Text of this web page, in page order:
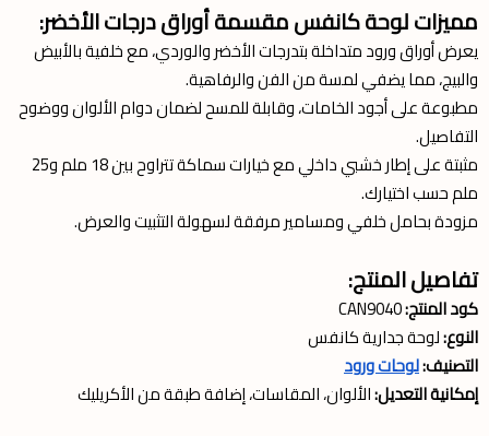
مميزات لوحة كانفس مقسمة أوراق درجات الأخضر:
يعرض أوراق ورود متداخلة بتدرجات الأخضر والوردي، مع خلفية بالأبيض
والبيج، مما يضفي لمسة من الفن والرفاهية.
مطبوعة على أجود الخامات، وقابلة للمسح لضمان دوام الألوان ووضوح
التفاصيل.
مثبتة على إطار خشبي داخلي مع خيارات سماكة تتراوح بين 18 ملم و25
ملم حسب اختيارك.
مزودة بحامل خلفي ومسامير مرفقة لسهولة التثبيت والعرض.
تفاصيل المنتج:
كود المنتج:
النوع:لوحة جدارية كانفس
التصنيف:لوحات ورود
إمكانية التعديل:الألوان، المقاسات، إضافة طبقة من الأكريليك